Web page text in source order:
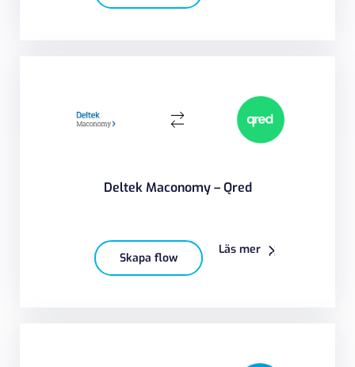
Deltek Maconomy – Qred
Skapa flow
Läs mer